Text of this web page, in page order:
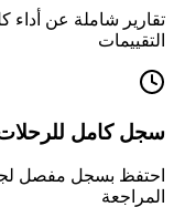
تقارير شاملة عن أداء
التقييمات
سجل كامل
احتفظ بسجل مفصل
المراجعة